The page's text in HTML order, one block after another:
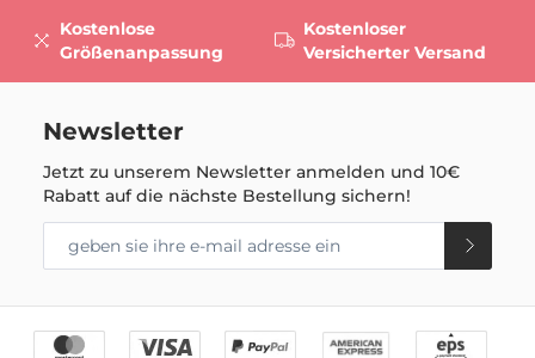
Kostenlose
Größenanpassung
Kostenloser
Versicherter Versand
Newsletter
Jetzt zu unserem Newsletter anmelden und10€
Rabatt auf die nächste Bestellung sichern!